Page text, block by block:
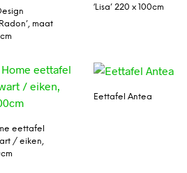
maat
‘Lisa’ 220 x 100cm
eettafel
/ eiken,
Eettafel Antea